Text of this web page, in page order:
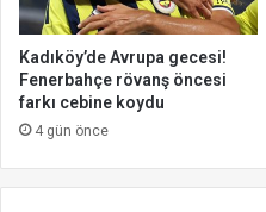
Kadıköy’de Avrupa gecesi!
Fenerbahçe rövanş öncesi
farkı cebine koydu
4 gün önce